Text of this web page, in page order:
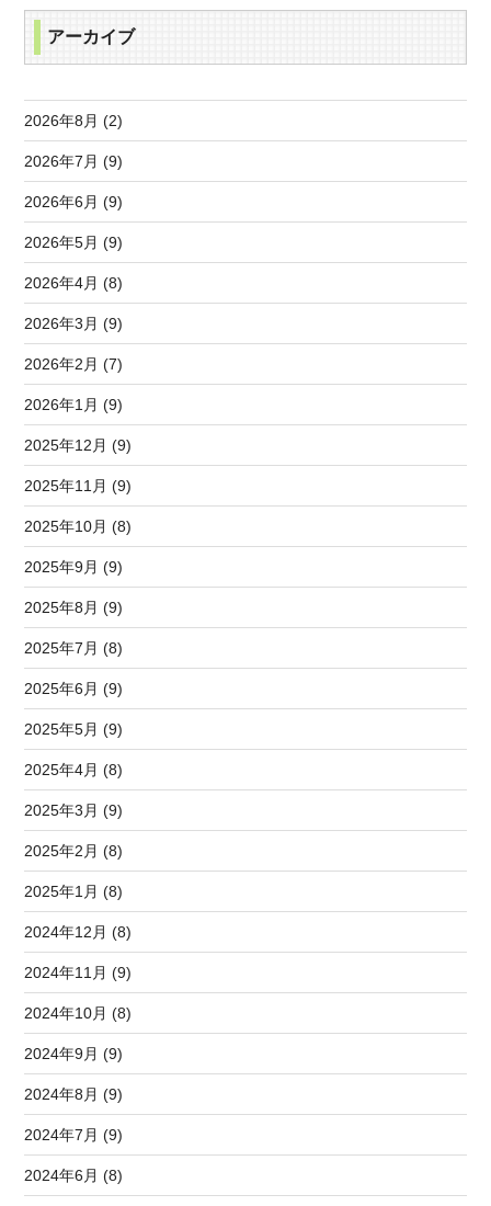
アーカイブ
2026年8月 (2)
2026年7月 (9)
2026年6月 (9)
2026年5月 (9)
2026年4月 (8)
2026年3月 (9)
2026年2月 (7)
2026年1月 (9)
2025年12月 (9)
2025年11月 (9)
2025年10月 (8)
2025年9月 (9)
2025年8月 (9)
2025年7月 (8)
2025年6月 (9)
2025年5月 (9)
2025年4月 (8)
2025年3月 (9)
2025年2月 (8)
2025年1月 (8)
2024年12月 (8)
2024年11月 (9)
2024年10月 (8)
2024年9月 (9)
2024年8月 (9)
2024年7月 (9)
2024年6月 (8)